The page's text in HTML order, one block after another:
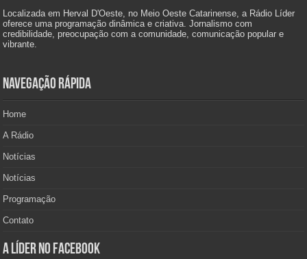
Localizada em Herval D'Oeste, no Meio Oeste Catarinense, a Rádio Líder
oferece uma programação dinâmica e criativa. Jornalismo com
credibilidade, preocupação com a comunidade, comunicação popular e
vibrante.
Navegação Rápida
Home
A Rádio
Notícias
Notícias
Programação
Contato
A Líder no Facebook